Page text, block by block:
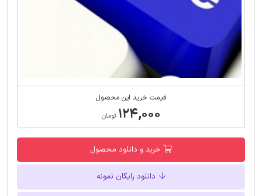
قیمت خرید این محصول
۱۲۴,۰۰۰ تومان
خرید و دانلود محصول
دانلود رایگان نمونه